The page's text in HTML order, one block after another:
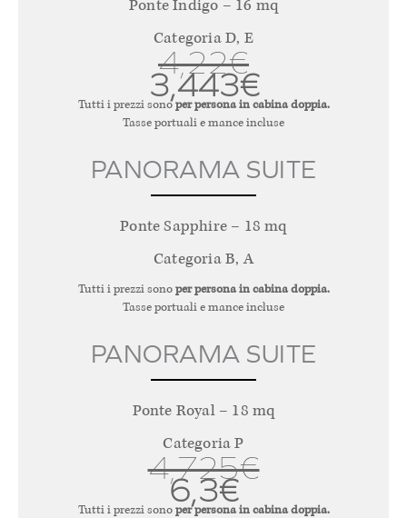
Ponte Indigo – 16 mq
Categoria D, E
4,22€
3,443€
Tutti i prezzi sonoper persona in cabina doppia.
Tasse portuali e mance incluse
PANORAMA SUITE
Ponte Sapphire – 18 mq
Categoria B, A
Tutti i prezzi sonoper persona in cabina doppia.
Tasse portuali e mance incluse
PANORAMA SUITE
Ponte Royal – 18 mq
Categoria P
4,725€
6,3€
Tutti i prezzi sonoper persona in cabina doppia.